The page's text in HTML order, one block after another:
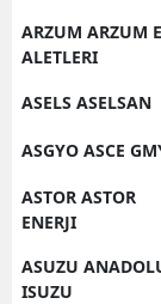
ARZUM ARZUM
ALETLERI
ASELS ASELSAN
ASGYO ASCE
ASTOR ASTOR
ENERJI
ASUZU
ISUZU